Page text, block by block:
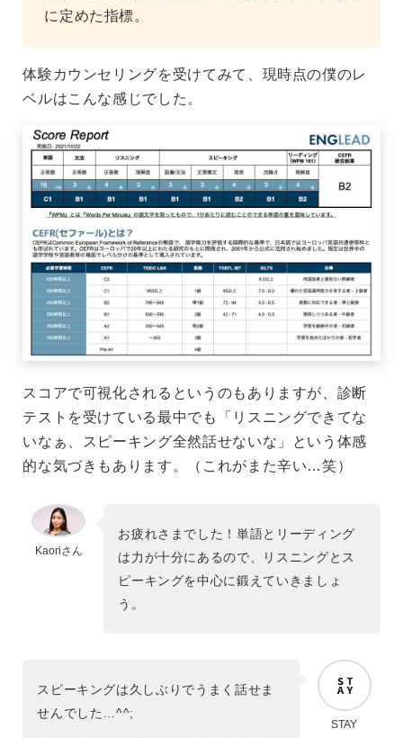
に定めた指標。
体験カウンセリングを受けてみて、現時点の僕のレ
ベルはこんな感じでした。
スコアで可視化されるというのもありますが、診断
テストを受けている最中でも「リスニングできてな
いなぁ、スピーキング全然話せないな」という体感
的な気づきもあります。（これがまた辛い…笑）
Kaoriさん
お疲れさまでした！単語とリーディング
は力が十分にあるので、リスニングとス
ピーキングを中心に鍛えていきましょ
う。
スピーキングは久しぶりでうまく話せま
せんでした…^^;
STAY